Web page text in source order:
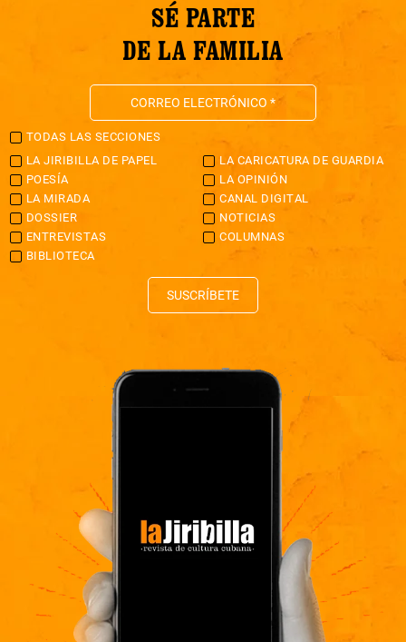
SÉ PARTE
DE LA FAMILIA
TODAS LAS SECCIONES
LA JIRIBILLA DE PAPEL
LA CARICATURA DE GUARDIA
POESÍA
LA OPINIÓN
LA MIRADA
CANAL DIGITAL
DOSSIER
NOTICIAS
ENTREVISTAS
COLUMNAS
BIBLIOTECA
SUSCRÍBETE